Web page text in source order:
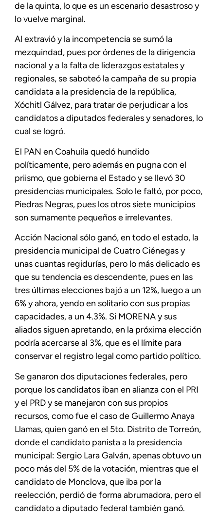
de la quinta, lo que es un escenario desastroso y
lo vuelve marginal.
Al extravió y la incompetencia se sumó la
mezquindad, pues por órdenes de la dirigencia
nacional y a la falta de liderazgos estatales y
regionales, se saboteó la campaña de su propia
candidata a la presidencia de la república,
Xóchitl Gálvez, para tratar de perjudicar a los
candidatos a diputados federales y senadores, lo
cual se logró.
El PAN en Coahuila quedó hundido
políticamente, pero además en pugna con el
priismo, que gobierna el Estado y se llevó 30
presidencias municipales. Solo le faltó, por poco,
Piedras Negras, pues los otros siete municipios
son sumamente pequeños e irrelevantes.
Acción Nacional sólo ganó, en todo el estado, la
presidencia municipal de Cuatro Ciénegas y
unas cuantas regidurías, pero lo más delicado es
que su tendencia es descendente, pues en las
tres últimas elecciones bajó a un 12%, luego a un
6% y ahora, yendo en solitario con sus propias
capacidades, a un 4.3%. Si MORENA y sus
aliados siguen apretando, en la próxima elección
podría acercarse al 3%, que es el límite para
conservar el registro legal como partido político.
Se ganaron dos diputaciones federales, pero
porque los candidatos iban en alianza con el PRI
y el PRD y se manejaron con sus propios
recursos, como fue el caso de Guillermo Anaya
Llamas, quien ganó en el 5to. Distrito de Torreón,
donde el candidato panista a la presidencia
municipal: Sergio Lara Galván, apenas obtuvo un
poco más del 5% de la votación, mientras que el
candidato de Monclova, que iba por la
reelección, perdió de forma abrumadora, pero el
candidato a diputado federal también ganó.